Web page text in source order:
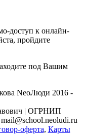
доступ к онлайн-
пройдите
под Вашим
NeoЛюди 2016 -
| ОГРНИП
оферта, Карты